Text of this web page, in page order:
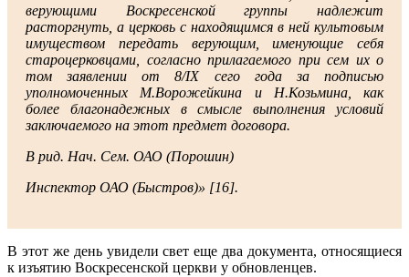
верующими Воскресенской группы надлежит
расторгнуть, а церковь с находящимся в ней культовым
имуществом передать верующим, именующие себя
староцерковцами, согласно прилагаемого при сем их о
том заявлении от 8/IX сего года за подписью
уполномоченных М.Ворожейкина и Н.Козьмина, как
более благонадежных в смысле выполнения условий
заключаемого на этот предмет договора.
В рид. Нач. Сем. ОАО (Порошин)
Инспектор ОАО (Быстров)» [16].
В этот же день увидели свет еще два документа, относящиеся
к изъятию Воскресенской церкви у обновленцев.